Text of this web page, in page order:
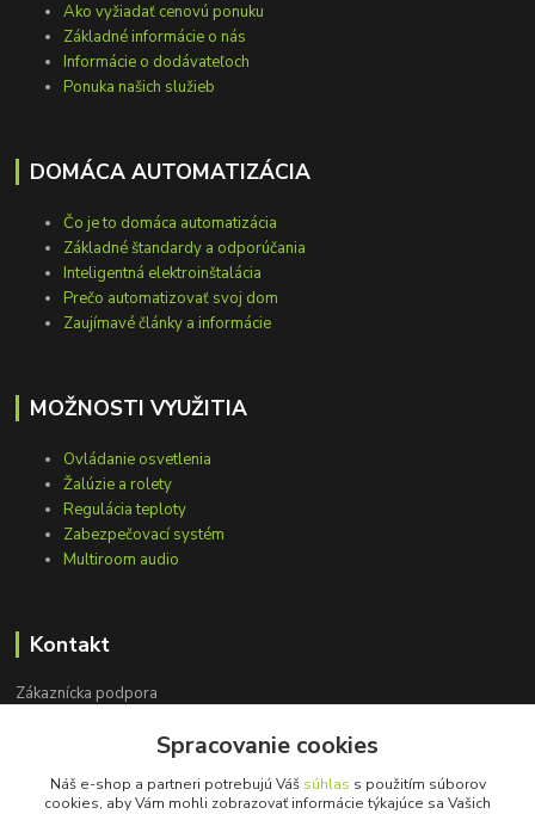
Ako vyžiadať cenovú ponuku
Základné informácie o nás
Informácie o dodávateľoch
Ponuka našich služieb
DOMÁCA AUTOMATIZÁCIA
Čo je to domáca automatizácia
Základné štandardy a odporúčania
Inteligentná elektroinštalácia
Prečo automatizovať svoj dom
Zaujímavé články a informácie
MOŽNOSTI VYUŽITIA
Ovládanie osvetlenia
Žalúzie a rolety
Regulácia teploty
Zabezpečovací systém
Multiroom audio
Kontakt
Zákaznícka podpora
info@loxprofi.sk
Spracovanie cookies
Náš e-shop a partneri potrebujú Váš súhlas s použitím súborov
cookies, aby Vám mohli zobrazovať informácie týkajúce sa Vašich